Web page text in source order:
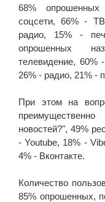
68% опрошенных
соцсети, 66% -
радио, 15% -
опрошенных
телевидение, 60%
26% - радио, 21% -
При этом на
новостей?", ­49%
- Youtube, 18% -
4% - Вконтакте.
Количество
85% опрошенных,